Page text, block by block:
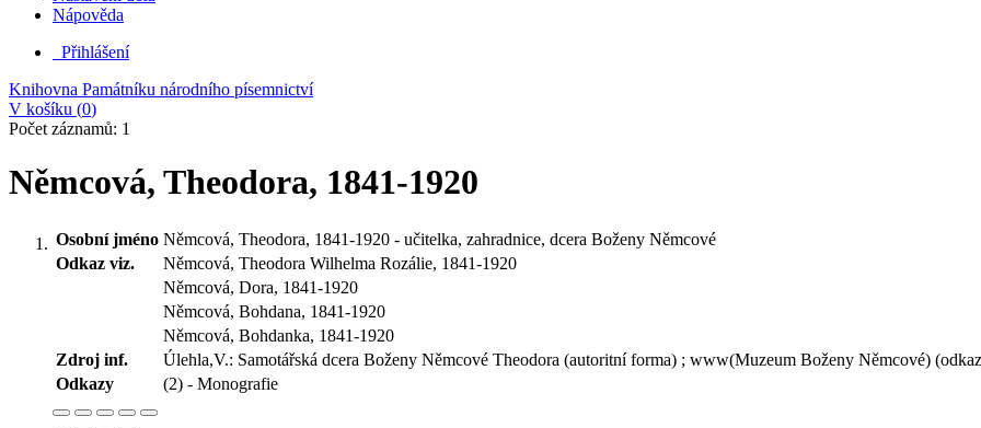
Nápověda
Přihlášení
Knihovna Památníku národního písemnictví
V košíku (0)
Počet záznamů: 1
Němcová, Theodora, 1841-1920
Osobní jméno Němcová, Theodora, 1841-1920 - učitelka, zahradnice, dcera Boženy Němcové
Odkaz viz.
Němcová, Theodora Wilhelma Rozálie, 1841-1920
Němcová, Dora, 1841-1920
Němcová, Bohdana, 1841-1920
Němcová, Bohdanka, 1841-1920
Zdroj inf.
Úlehla,V.: Samotářská dcera Boženy Němcové Theodora (autoritní forma) ; www(Muzeum Boženy Němcové)
Odkazy
(2) - Monografie